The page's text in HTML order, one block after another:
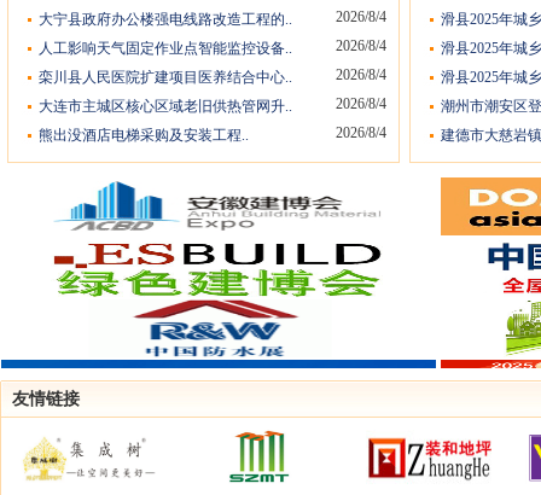
大宁县政府办公楼强电线路改造工程的..
2026/8/4
人工影响天气固定作业点智能监控设备..
2026/8/4
栾川县人民医院扩建项目医养结合中心..
2026/8/4
大连市主城区核心区域老旧供热管网升..
2026/8/4
熊出没酒店电梯采购及安装工程..
2026/8/4
滑县2025年城
滑县2025年城
滑县2025年城
潮州市潮安区
建德市大慈岩
友情链接